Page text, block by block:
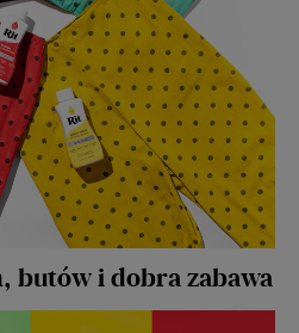
butów i dobra zabawa